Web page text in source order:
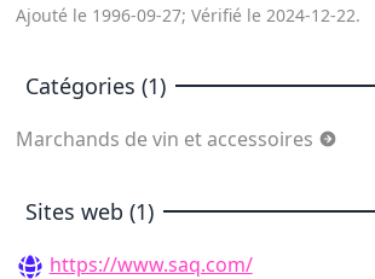
Ajouté le 1996-09-27; Vérifié le 2024-12-22.
Catégories (1)
Marchands de vin et accessoires
Sites web (1)
https://www.saq.com/